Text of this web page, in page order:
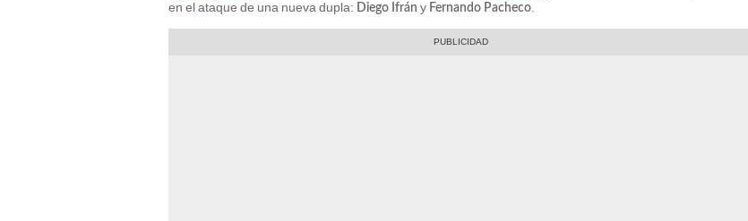
en el ataque de una nueva dupla: Diego Ifrán y Fernando Pacheco